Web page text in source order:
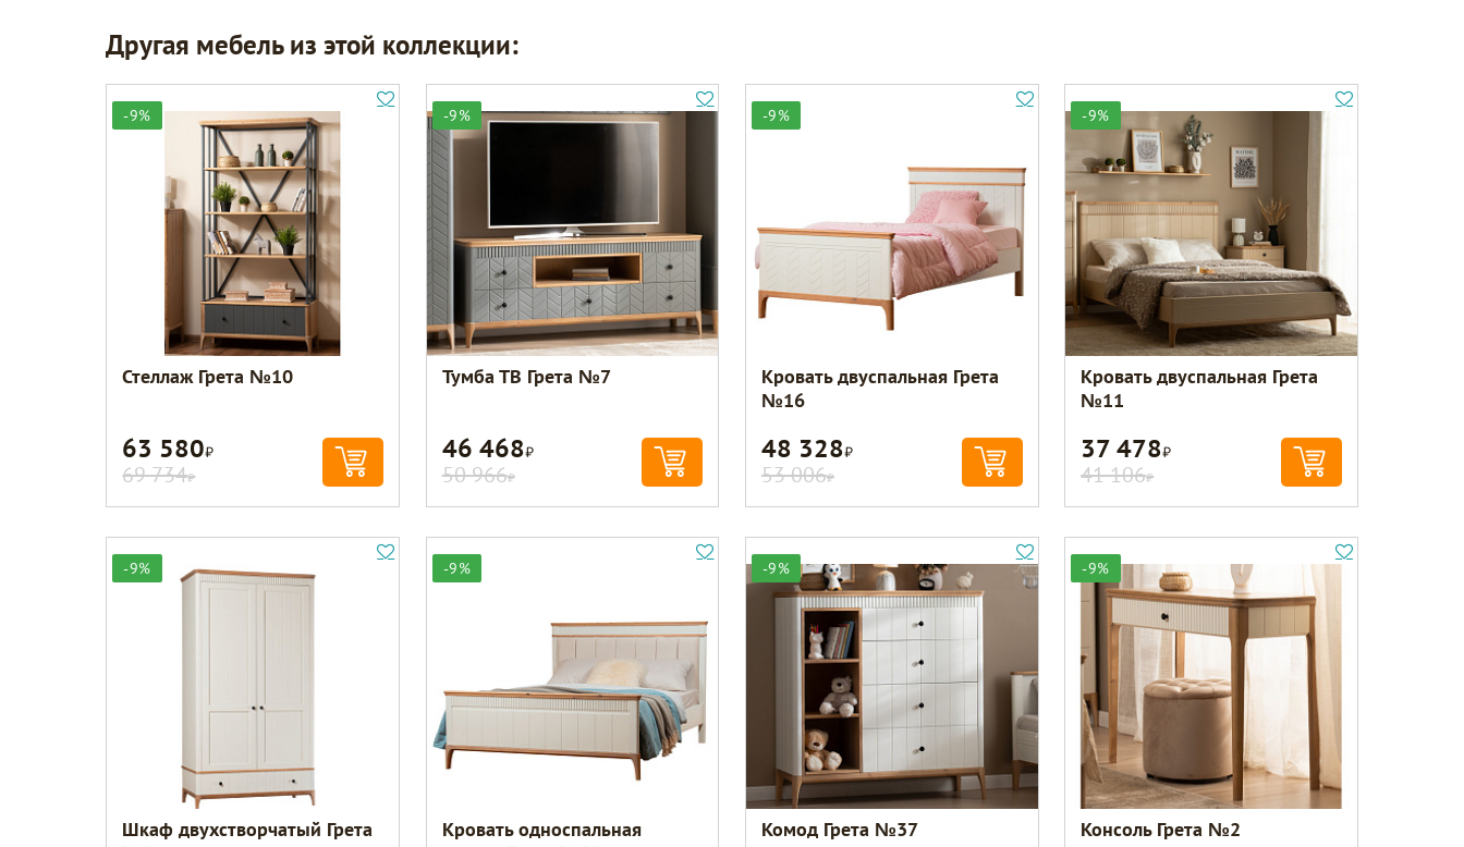
Другая мебель из этой коллекции:
-9%
Стеллаж Грета №10
63 580Р
69 734Р
-9%
Тумба ТВ Грета №7
46 468Р
50 966Р
-9%
Кровать двуспальная Грета
№16
48 328Р
53 006Р
-9%
Кровать двуспальная Грета
№11
37 478Р
41 106Р
-9%
Шкаф двухстворчатый Грета
-9%
Кровать односпальная
-9%
Комод Грета №37
-9%
Консоль Грета №2